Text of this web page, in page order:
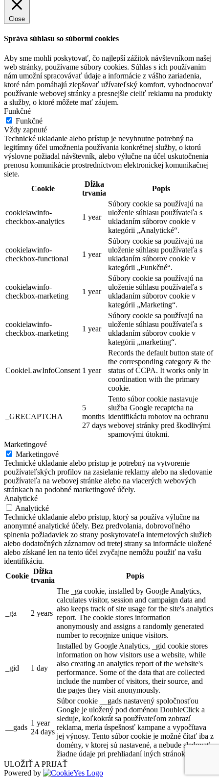
Close
Správa súhlasu so súbormi cookies
Aby sme mohli poskytovať, čo najlepší zážitok návštevníkom našej
web stránky, používame súbory cookies. Súhlas s ich používaním
nám umožní spracovávať údaje a informácie z vášho zariadenia,
ktoré nám pomáhajú zlepšovať užívateľský komfort, vyhodnocovať
používanie webovej stránky a presnejšie cieliť reklamu na produkty
a služby, o ktoré môžete mať záujem.
Funkčné
Funkčné
Vždy zapnuté
Technické ukladanie alebo prístup je nevyhnutne potrebný na
legitímny účel umožnenia používania konkrétnej služby, o ktorú
výslovne požiadal návštevník, alebo výlučne na účel uskutočnenia
prenosu komunikácie prostredníctvom elektronickej komunikačnej
siete.
Cookie
Dĺžka
trvania
Popis
cookielawinfo-
checkbox-analytics
1 year
Súbory cookie sa používajú na
uloženie súhlasu používateľa s
ukladaním súborov cookie v
kategórii „Analytické“.
cookielawinfo-
checkbox-functional
1 year
Súbory cookie sa používajú na
uloženie súhlasu používateľa s
ukladaním súborov cookie v
kategórii „Funkčné“.
cookielawinfo-
checkbox-marketing
1 year
Súbory cookie sa používajú na
uloženie súhlasu používateľa s
ukladaním súborov cookie v
kategórii „Marketing“.
cookielawinfo-
checkbox-marketing
1 year
Súbory cookie sa používajú na
uloženie súhlasu používateľa s
ukladaním súborov cookie v
kategórii „marketing“.
CookieLawInfoConsent 1 year
Records the default button state of
the corresponding category & the
status of CCPA. It works only in
coordination with the primary
cookie.
_GRECAPTCHA
5
months
27 days
Tento súbor cookie nastavuje
služba Google recaptcha na
identifikáciu robotov na ochranu
webovej stránky pred škodlivými
spamovými útokmi.
Marketingové
Marketingové
Technické ukladanie alebo prístup je potrebný na vytvorenie
používateľských profilov na zasielanie reklamy alebo na sledovanie
používateľa na webovej stránke alebo na viacerých webových
stránkach na podobné marketingové účely.
Analytické
Analytické
Technické ukladanie alebo prístup, ktorý sa používa výlučne na
anonymné analytické účely. Bez predvolania, dobrovoľného
splnenia požiadaviek zo strany poskytovateľa internetových služieb
alebo dodatočných záznamov od tretej strany sa informácie uložené
alebo získané len na tento účel zvyčajne nemôžu použiť na vašu
identifikáciu.
Cookie
Dĺžka
trvania
Popis
_ga 2 years
The _ga cookie, installed by Google Analytics,
calculates visitor, session and campaign data and
also keeps track of site usage for the site's analytics
report. The cookie stores information
anonymously and assigns a randomly generated
number to recognize unique visitors.
_gid 1 day
Installed by Google Analytics, _gid cookie stores
information on how visitors use a website, while
also creating an analytics report of the website's
performance. Some of the data that are collected
include the number of visitors, their source, and
the pages they visit anonymously.
__gads
1 year
24 days
Súbor cookie __gads nastavený spoločnosťou
Google je uložený pod doménou DoubleClick a
sleduje, koľkokrát sa používateľom zobrazí
reklama, meria úspešnosť kampane a vypočítava
jej výnosy. Tento súbor cookie je možné čítať iba z
domény, v ktorej sú nastavené, a nebude sledovať
žiadne údaje pri prehliadaní iných stránok.
ULOŽIŤ A PRIJAŤ
Powered by